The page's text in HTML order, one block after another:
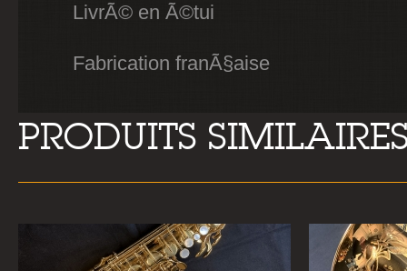
LivrÃ© en Ã©tui
Fabrication franÃ§aise
PRODUITS